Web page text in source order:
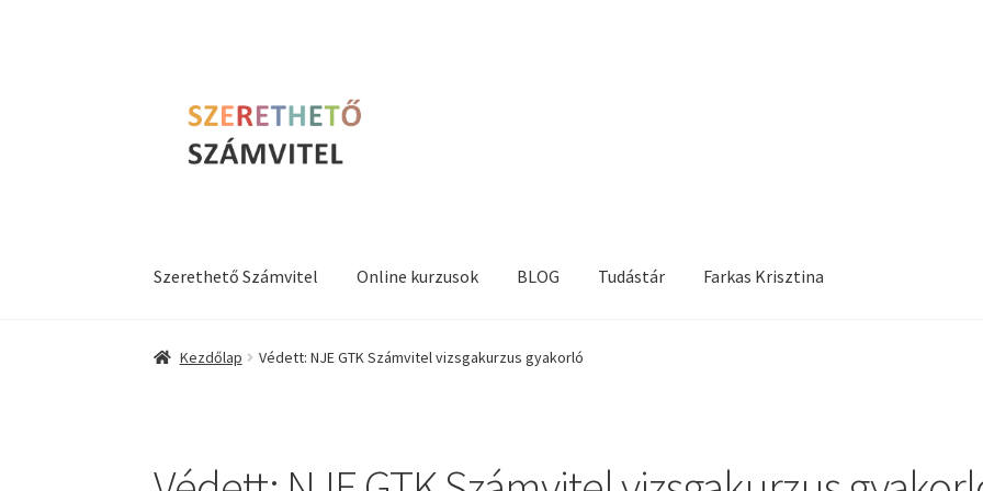
navigációhoz
tartalomba
Szerethető Számvitel Online kurzusok BLOG Tudástár Farkas Krisztina
Kezdőlap Védett: NJE GTK Számvitel vizsgakurzus gyakorló